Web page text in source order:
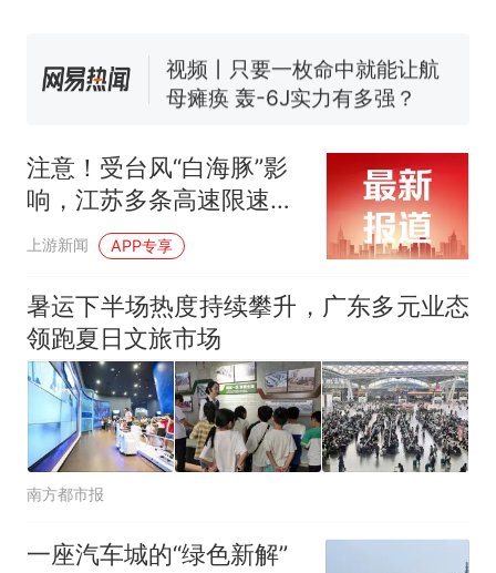
视频丨只要一枚命中就能让航
母瘫痪 轰-6J实力有多强？
年，网友淘到后寄给女儿：花
鸟市场搬了，但爱还在
热 十多万人报名的考试，成绩
全部作废，公平么？
注意！受台风“白海豚”影
响，江苏多条高速限速、
入口关闭，对苏通大桥、
沪苏通大桥实施特级管
制！
上游新闻 APP专享
暑运下半场热度持续攀升，广东多元业态
领跑夏日文旅市场
南方都市报
一座汽车城的“绿色新解”